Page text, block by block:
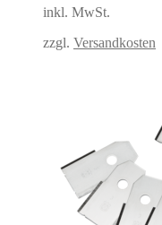
inkl. MwSt.
zzgl. Versandkosten